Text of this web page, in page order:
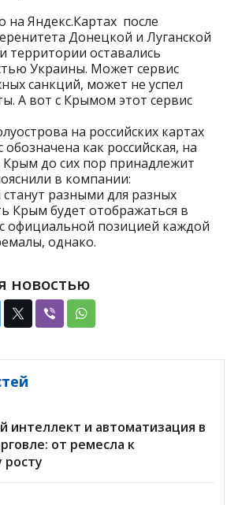
на Яндекс.Картах после
Донецкой и Луганской
территории оставались
Украины. Может сервис
санкций, может не успел
А вот с Крымом этот сервис
на российских картах
обозначена как российская, на
Крым до сих пор принадлежит
в компании:
разными для разных
Крым будет отображаться в
официальной позицией каждой
однако.
новостью
интеллект и автоматизация в
от ремесла к
росту